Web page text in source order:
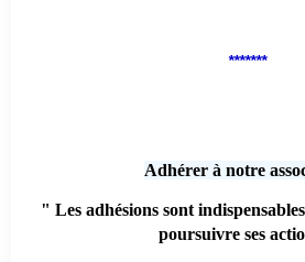
*******
Adhérer à notre
" Les adhésions sont
poursuivre ses